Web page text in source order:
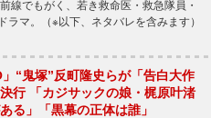
でもがく、若き救命医・救急隊員・
マ。（※以下、ネタバレを含みます）
」“鬼塚”反町隆史らが「告白大作
行 「カジサックの娘・梶原叶渚
る」「黒幕の正体は誰」